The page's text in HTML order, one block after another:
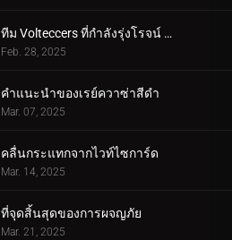
ทีม Volteccers ที่กำลังรุ่งโรจน์ ปะทะ ทีม Explorers!
Feb. 28, 2025
คำแนะนำของเรย์ควาซ่าสีดำ
Mar. 07, 2025
คลื่นกระแทกจากไวท์ไซการ์ด
Mar. 14, 2025
ที่จุดสิ้นสุดของการผจญภัย
Mar. 21, 2025